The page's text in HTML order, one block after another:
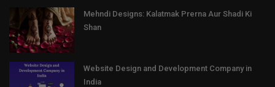
Mehndi Designs: Kalatmak Prerna Aur Shadi Ki
Shan
Website Design and Development Company in
India